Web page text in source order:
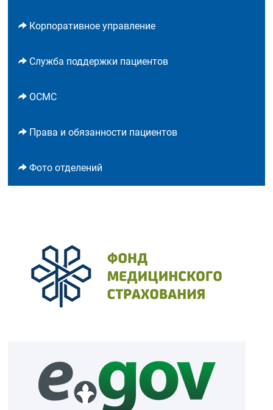
Корпоративное управление
Служба поддержки пациентов
ОСМС
Права и обязанности пациентов
Фото отделений